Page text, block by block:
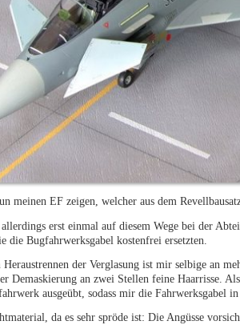
meinen EF zeigen, welcher aus dem
erst einmal auf diesem Wege bei der
die Bugfahrwerksgabel kostenfrei ersetzten.
Heraustrennen der Verglasung ist mir selbige an
Demaskierung an zwei Stellen feine Haarrisse.
ausgeübt, sodass mir die Fahrwerksgabel
da es sehr spröde ist: Die Angüsse